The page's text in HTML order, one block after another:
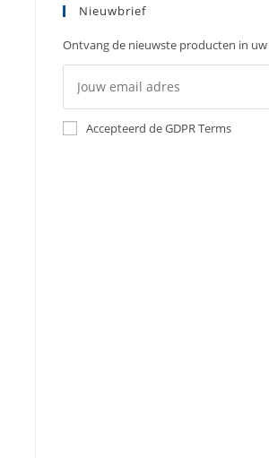
Nieuwbrief
Ontvang de nieuwste producten in uw
Accepteerd de GDPR Terms